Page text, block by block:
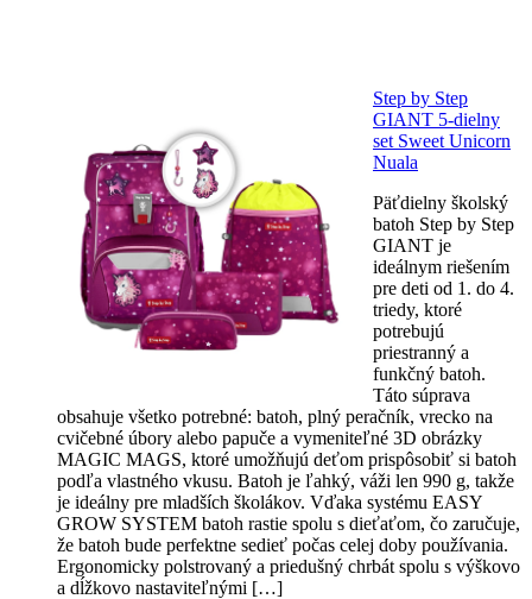
Step by Step
GIANT 5-dielny
set Sweet Unicorn
Nuala
Päťdielny školský
batoh Step by Step
GIANT je
ideálnym riešením
pre deti od 1. do 4.
triedy, ktoré
potrebujú
priestranný a
funkčný batoh.
Táto súprava
obsahuje všetko potrebné: batoh, plný peračník, vrecko na
cvičebné úbory alebo papuče a vymeniteľné 3D obrázky
MAGIC MAGS, ktoré umožňujú deťom prispôsobiť si batoh
podľa vlastného vkusu. Batoh je ľahký, váži len 990 g, takže
je ideálny pre mladších školákov. Vďaka systému EASY
GROW SYSTEM batoh rastie spolu s dieťaťom, čo zaručuje,
že batoh bude perfektne sedieť počas celej doby používania.
Ergonomicky polstrovaný a priedušný chrbát spolu s výškovo
a dĺžkovo nastaviteľnými […]